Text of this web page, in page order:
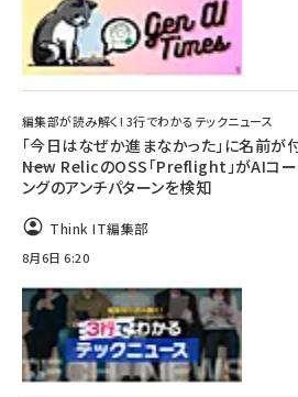
編集部が読み解く! 3行でわかるテックニュース
「今日はなぜか進まなかった」に名前が
――New RelicのOSS「Preflight」がAIコー
ングのアンチパターンを検知
Think IT編集部
8月6日 6:20